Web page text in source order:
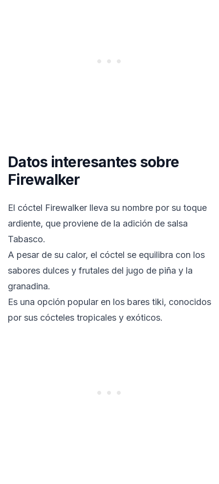
Datos interesantes sobre
Firewalker
El cóctel Firewalker lleva su nombre por su toque
ardiente, que proviene de la adición de salsa
Tabasco.
A pesar de su calor, el cóctel se equilibra con los
sabores dulces y frutales del jugo de piña y la
granadina.
Es una opción popular en los bares tiki, conocidos
por sus cócteles tropicales y exóticos.